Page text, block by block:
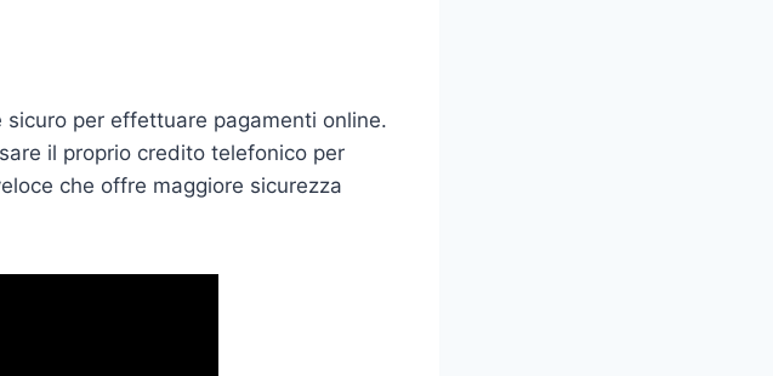
per effettuare pagamenti online.
il proprio credito telefonico per
che offre maggiore sicurezza